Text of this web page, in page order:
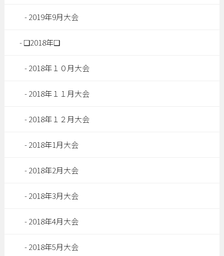
2019年9月大会
❑2018年❑
2018年１０月大会
2018年１１月大会
2018年１２月大会
2018年1月大会
2018年2月大会
2018年3月大会
2018年4月大会
2018年5月大会